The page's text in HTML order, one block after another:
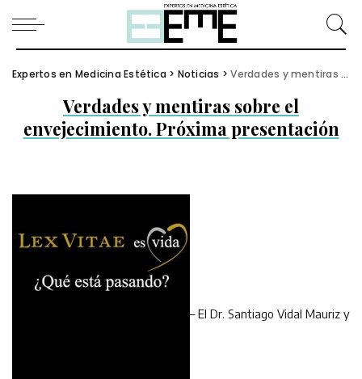
Expertos en Medicina Estética > Noticias >Verdades y mentiras sobre el envejecimiento. Próxima presentación
Verdades y mentiras sobre el
envejecimiento. Próxima presentación
– El Dr. Santiago Vidal Mauriz y